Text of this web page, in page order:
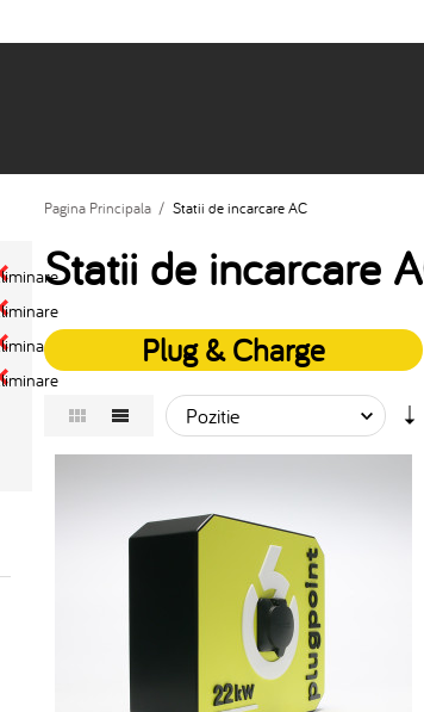
Pagina Principala / Statii de incarcare AC
Statii de incarcare
Plug & Charge